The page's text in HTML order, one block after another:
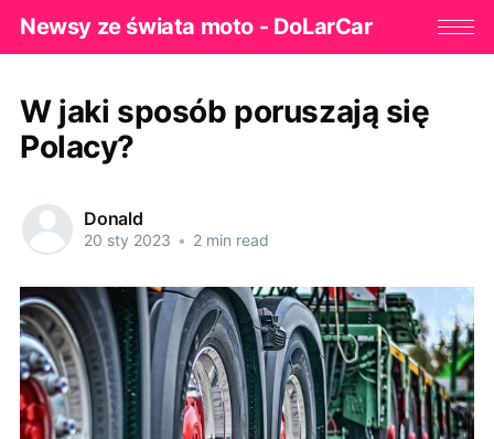
Newsy ze świata moto - DoLarCar
W jaki sposób poruszają się
Polacy?
Donald
20 sty 2023 • 2 min read